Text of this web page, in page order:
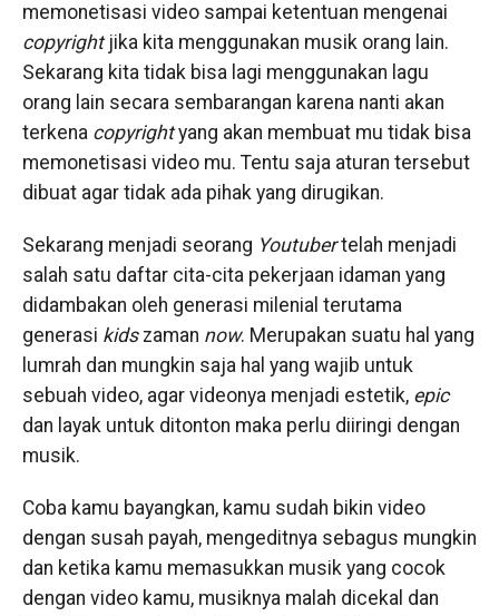
memonetisasi video sampai ketentuan mengenai
copyrightjika kita menggunakan musik orang lain.
Sekarang kita tidak bisa lagi menggunakan lagu
orang lain secara sembarangan karena nanti akan
terkena copyrightyang akan membuat mu tidak bisa
memonetisasi video mu. Tentu saja aturan tersebut
dibuat agar tidak ada pihak yang dirugikan.
Sekarang menjadi seorang Youtubertelah menjadi
salah satu daftar cita-cita pekerjaan idaman yang
didambakan oleh generasi milenial terutama
generasi kidszaman now. Merupakan suatu hal yang
lumrah dan mungkin saja hal yang wajib untuk
sebuah video, agar videonya menjadi estetik, epic
dan layak untuk ditonton maka perlu diiringi dengan
musik.
Coba kamu bayangkan, kamu sudah bikin video
dengan susah payah, mengeditnya sebagus mungkin
dan ketika kamu memasukkan musik yang cocok
dengan video kamu, musiknya malah dicekal dan